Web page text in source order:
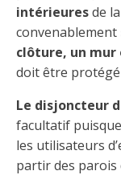
Faire affaire avec
Comment
dans
une
nouvelle
fenêtre
Quiz de
pour
Ressources
dans
une
nouvelle
fenêtre
Documents
Formulaires,
Demande de
licence
Mission et
Instances
Le personnel de
dans
une
nouvelle
fenêtre
Centre
À propos
Offre de
intérieuresde
convenablement
clôture, un
doit être
Le disjoncteur
facultatif
les utilisateurs
partir des parois